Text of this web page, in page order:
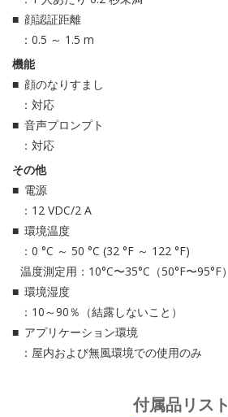
顔認証距離
：0.5 ～ 1.5 m
機能
顔のなりすまし
：対応
音声プロンプト
：対応
その他
電源
：12 VDC/2 A
環境温度
：0 °C ～ 50 °C (32 °F ～ 122 °F)
温度測定用：10°C〜35°C（50°F〜95°F）
環境湿度
：10～90％（結露しないこと）
アプリケーション環境
：屋内および無風環境での使用のみ
付属品リスト